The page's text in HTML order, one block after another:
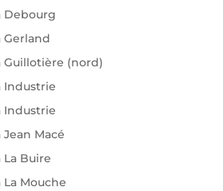
Debourg
(nord)
Industrie
Industrie
Macé
Buire
Mouche